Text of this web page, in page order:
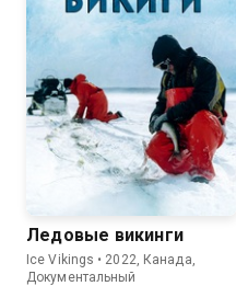
Ледовые викинги
Ice Vikings • 2022, Канада,
Документальный